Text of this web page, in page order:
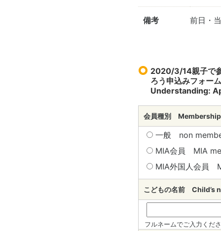
備考 前日・
2020/3/14親子で
ろう申込みフォ
Understanding:
会員種別
一般 non
MIA会員 MIA
MIA外国人会員
こどもの名前 Child’s
フルネームでご入力くだ